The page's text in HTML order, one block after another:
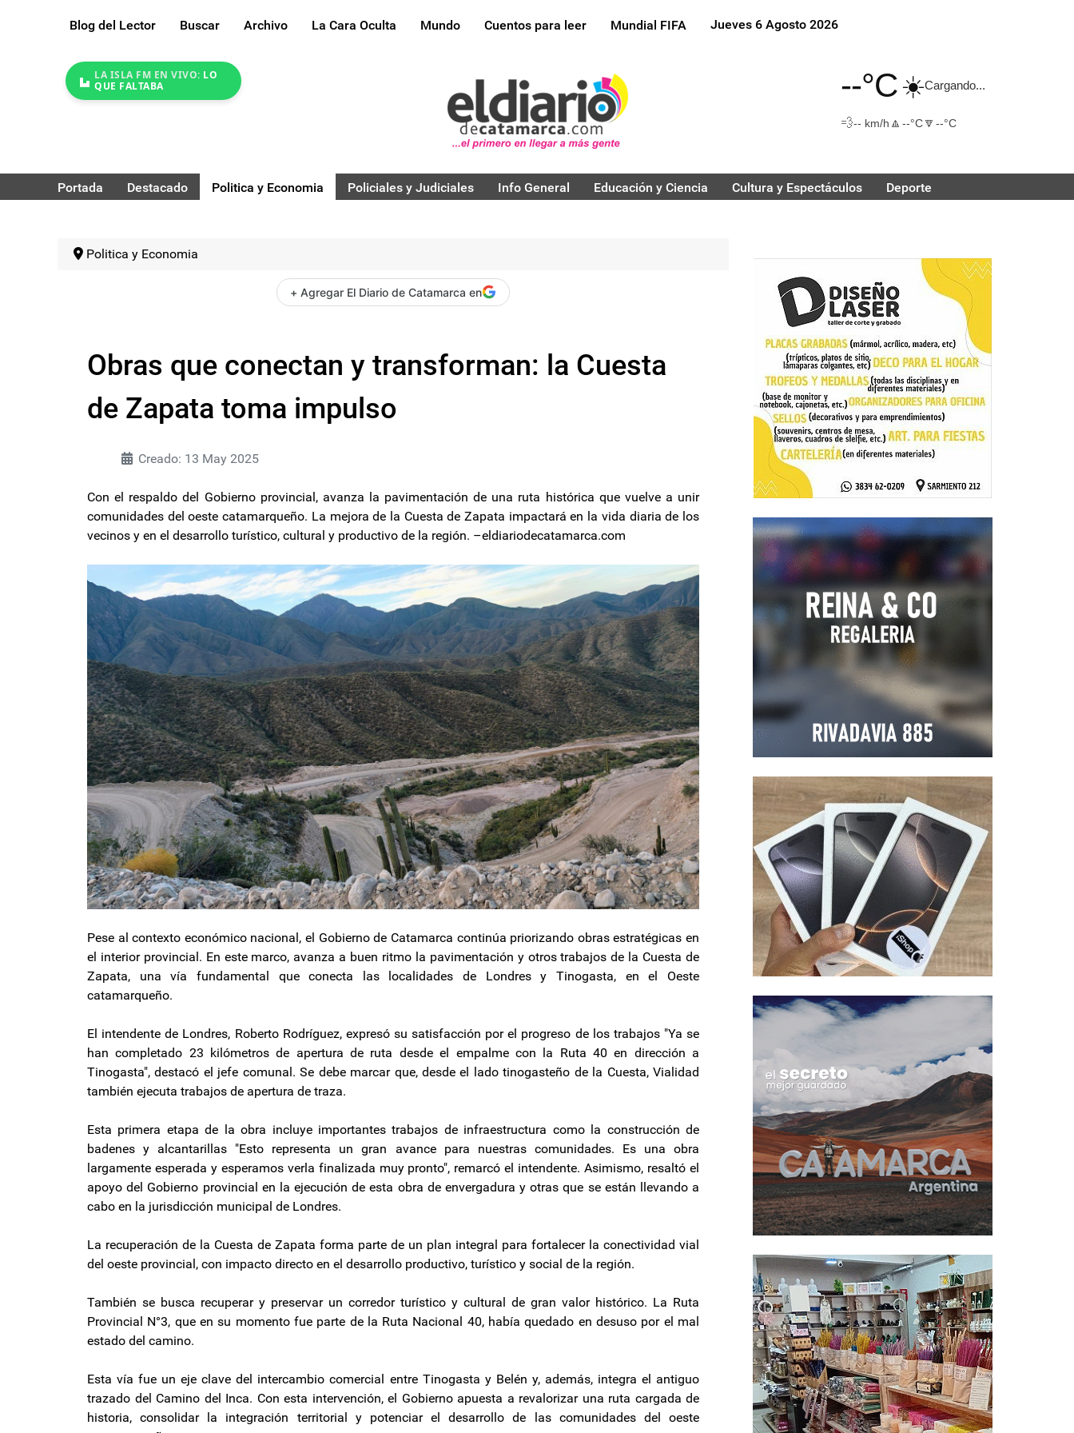
Blog del Lector Buscar Archivo La Cara Oculta Mundo Cuentos para leer Mundial FIFA Jueves 6 Agosto 2026
LA ISLA FM EN VIVO: LO
QUE FALTABA
--°C☀️Cargando...
💨-- km/h 🔼 --°C🔽 --°C
Portada Destacado Politica y Economia Policiales y Judiciales Info General Educación y Ciencia Cultura y Espectáculos Deporte
Politica y Economia
+ Agregar El Diario de Catamarca en
Obras que conectan y transforman: la Cuesta
de Zapata toma impulso
Creado: 13 May 2025
Con el respaldo del Gobierno provincial, avanza la pavimentación de una ruta histórica que vuelve a unir
comunidades del oeste catamarqueño. La mejora de la Cuesta de Zapata impactará en la vida diaria de los
vecinos y en el desarrollo turístico, cultural y productivo de la región. –eldiariodecatamarca.com
Pese al contexto económico nacional, el Gobierno de Catamarca continúa priorizando obras estratégicas en
el interior provincial. En este marco, avanza a buen ritmo la pavimentación y otros trabajos de la Cuesta de
Zapata, una vía fundamental que conecta las localidades de Londres y Tinogasta, en el Oeste
catamarqueño.
El intendente de Londres, Roberto Rodríguez, expresó su satisfacción por el progreso de los trabajos "Ya se
han completado 23 kilómetros de apertura de ruta desde el empalme con la Ruta 40 en dirección a
Tinogasta", destacó el jefe comunal. Se debe marcar que, desde el lado tinogasteño de la Cuesta, Vialidad
también ejecuta trabajos de apertura de traza.
Esta primera etapa de la obra incluye importantes trabajos de infraestructura como la construcción de
badenes y alcantarillas "Esto representa un gran avance para nuestras comunidades. Es una obra
largamente esperada y esperamos verla finalizada muy pronto", remarcó el intendente. Asimismo, resaltó el
apoyo del Gobierno provincial en la ejecución de esta obra de envergadura y otras que se están llevando a
cabo en la jurisdicción municipal de Londres.
La recuperación de la Cuesta de Zapata forma parte de un plan integral para fortalecer la conectividad vial
del oeste provincial, con impacto directo en el desarrollo productivo, turístico y social de la región.
También se busca recuperar y preservar un corredor turístico y cultural de gran valor histórico. La Ruta
Provincial N°3, que en su momento fue parte de la Ruta Nacional 40, había quedado en desuso por el mal
estado del camino.
Esta vía fue un eje clave del intercambio comercial entre Tinogasta y Belén y, además, integra el antiguo
trazado del Camino del Inca. Con esta intervención, el Gobierno apuesta a revalorizar una ruta cargada de
historia, consolidar la integración territorial y potenciar el desarrollo de las comunidades del oeste